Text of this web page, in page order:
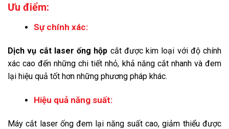
Ưu điểm:
Sự chính xác:
Dịch vụ cắt laser ống hộp cắt được kim loại với độ chính
xác cao đến những chi tiết nhỏ, khả năng cắt nhanh và đem
lại hiệu quả tốt hơn những phương pháp khác.
Hiệu quả năng suất:
Máy cắt laser ống đem lại năng suất cao, giảm thiểu được